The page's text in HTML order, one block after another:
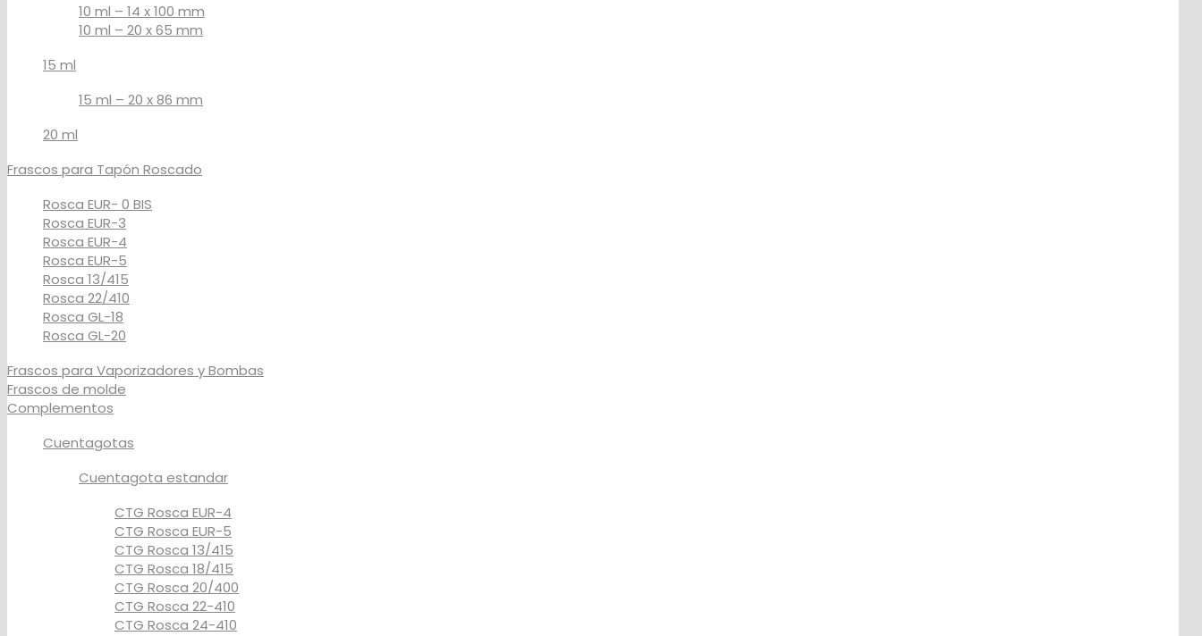
10 ml – 14 x 100 mm
10 ml – 20 x 65 mm
15 ml
15 ml – 20 x 86 mm
20 ml
Frascos para Tapón Roscado
Rosca EUR- 0 BIS
Rosca EUR-3
Rosca EUR-4
Rosca EUR-5
Rosca 13/415
Rosca 22/410
Rosca GL-18
Rosca GL-20
Frascos para Vaporizadores y Bombas
Frascos de molde
Complementos
Cuentagotas
Cuentagota estandar
CTG Rosca EUR-4
CTG Rosca EUR-5
CTG Rosca 13/415
CTG Rosca 18/415
CTG Rosca 20/400
CTG Rosca 22-410
CTG Rosca 24-410